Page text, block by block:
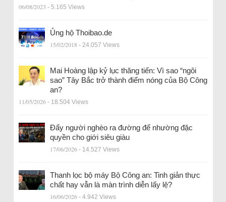
06/08/2023 - 5.165 Views
Ủng hộ Thoibao.de
15/02/2018 - 24.057 Views
Mai Hoàng lập kỷ lục thăng tiến: Vì sao “ngôi
sao” Tây Bắc trở thành điểm nóng của Bộ Công
an?
11/05/2026 - 18.504 Views
Đẩy người nghèo ra đường để nhường đặc
quyền cho giới siêu giàu
17/06/2026 - 14.527 Views
Thanh lọc bộ máy Bộ Công an: Tinh giản thực
chất hay vẫn là màn trình diễn lấy lệ?
16/06/2026 - 4.942 Views